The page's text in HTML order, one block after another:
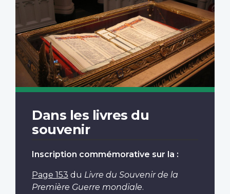
Dans les livres du
souvenir
Inscription commémorative sur la :
Page 153 du Livre du Souvenir de la
Première Guerre mondiale.